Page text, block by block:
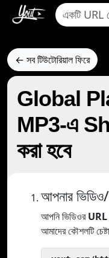
← সব টিউটোরিয়াল ফিরে
Global
MP3-এ
করা হবে
আপনার
আপনি ভিডিওরURL
আমাদের কৌশলটি